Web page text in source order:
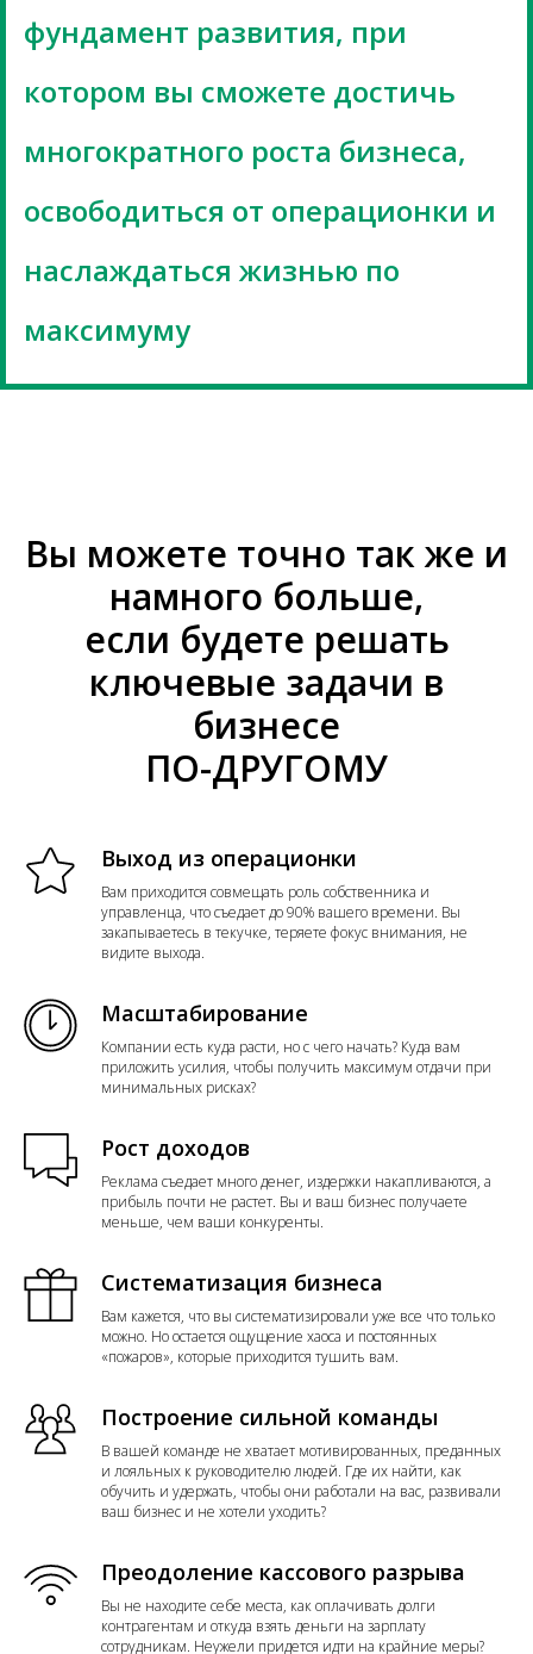
фундамент развития, при
котором вы сможете достичь
многократного роста бизнеса,
освободиться от операционки и
наслаждаться жизнью по
максимуму
Вы можете точно так же и
намного больше,
если будете решать
ключевые задачи в
бизнесе
ПО-ДРУГОМУ
Выход из операционки
Вам приходится совмещать роль собственника и
управленца, что съедает до 90% вашего времени. Вы
закапываетесь в текучке, теряете фокус внимания, не
видите выхода.
Масштабирование
Компании есть куда расти, но с чего начать? Куда вам
приложить усилия, чтобы получить максимум отдачи при
минимальных рисках?
Рост доходов
Реклама съедает много денег, издержки накапливаются, а
прибыль почти не растет. Вы и ваш бизнес получаете
меньше, чем ваши конкуренты.
Систематизация бизнеса
Вам кажется, что вы систематизировали уже все что только
можно. Но остается ощущение хаоса и постоянных
«пожаров», которые приходится тушить вам.
Построение сильной команды
В вашей команде не хватает мотивированных, преданных
и лояльных к руководителю людей. Где их найти, как
обучить и удержать, чтобы они работали на вас, развивали
ваш бизнес и не хотели уходить?
Преодоление кассового разрыва
Вы не находите себе места, как оплачивать долги
контрагентам и откуда взять деньги на зарплату
сотрудникам. Неужели придется идти на крайние меры?